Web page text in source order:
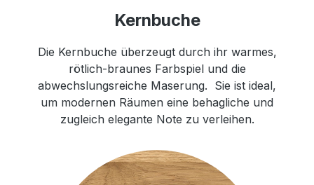
Kernbuche
Die Kernbuche überzeugt durch ihr warmes,
rötlich-braunes Farbspiel und die
abwechslungsreiche Maserung. Sie ist ideal,
um modernen Räumen eine behagliche und
zugleich elegante Note zu verleihen.